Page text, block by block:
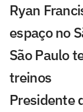
Ryan
espaço no
São Paulo
treinos
Presidente